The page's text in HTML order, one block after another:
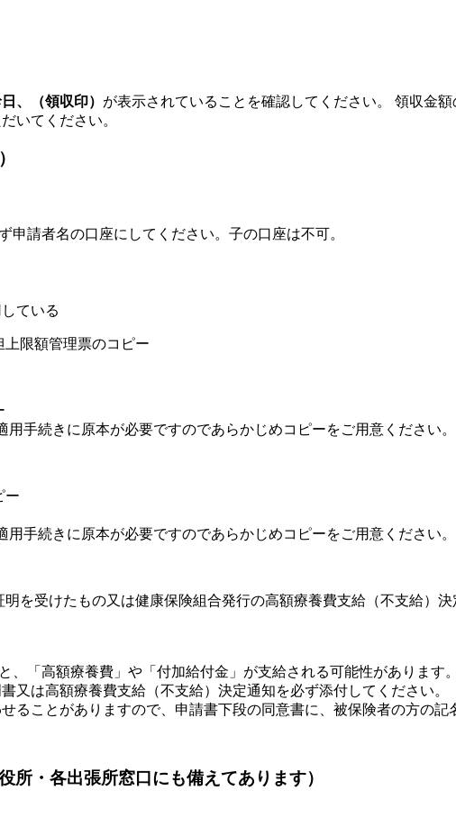
、（領収印） が表示されていることを確認してください。 領収金
いてください。
請者名の口座にしてください。子の口座は不可。
ている
限額管理票のコピー
手続きに原本が必要ですのであらかじめコピーをご用意ください。
ー
手続きに原本が必要ですのであらかじめコピーをご用意ください。
を受けたもの又は健康保険組合発行の高額療養費支給（不支給）決
、「高額療養費」や「付加給付金」が支給される可能性がありま
又は高額療養費支給（不支給）決定通知を必ず添付してください。
ることがありますので、 申請書下段の同意書に、被保険者の方の記
所・各出張所窓口にも備えてあります）